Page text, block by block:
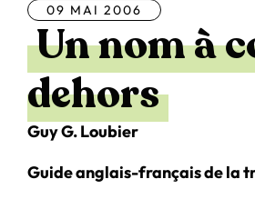
09 MAI 2006
Un nom à
dehors
Guy G. Loubier
Guide anglais-français de la